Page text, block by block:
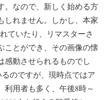
。なので、新しく始める方
しれません。しかし、本家
ていたり、リマスターさ
ことができ、その画像の懐
感動させられるものでし
のですが、現時点ではア
利用者も多く、午後8時～